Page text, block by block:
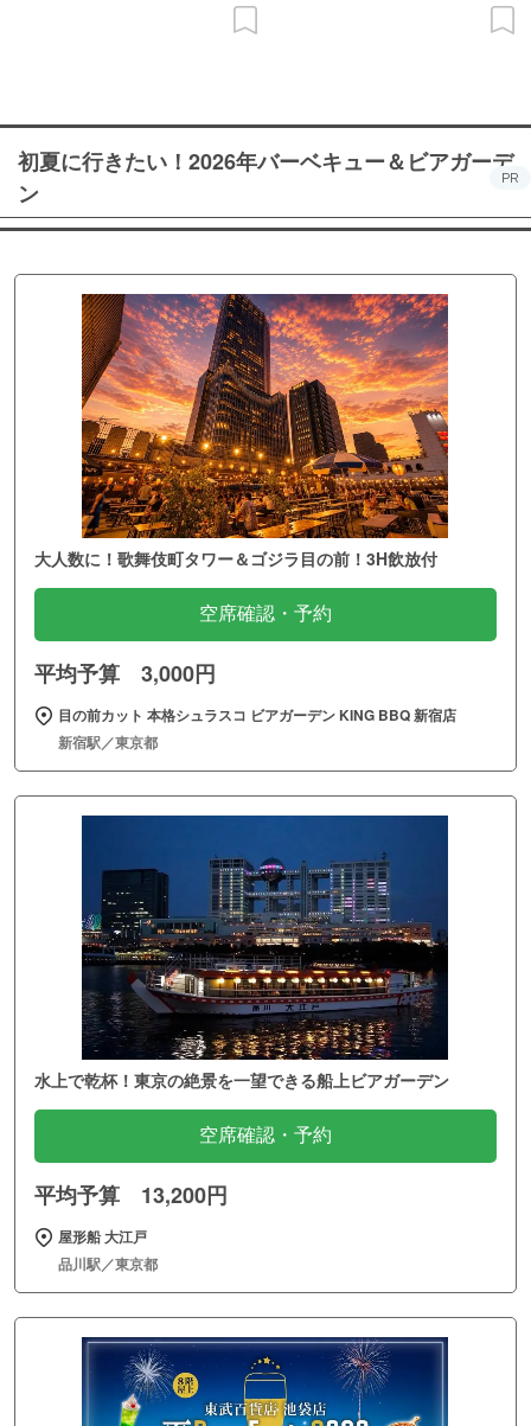
初夏に行きたい！2026年バーベキュー＆ビアガーデ
ン
PR
大人数に！歌舞伎町タワー＆ゴジラ目の前！3H飲放付
空席確認・予約
平均予算 3,000円
目の前カット 本格シュラスコ ビアガーデン KING BBQ 新宿店
新宿駅／東京都
水上で乾杯！東京の絶景を一望できる船上ビアガーデン
空席確認・予約
平均予算 13,200円
屋形船 大江戸
品川駅／東京都